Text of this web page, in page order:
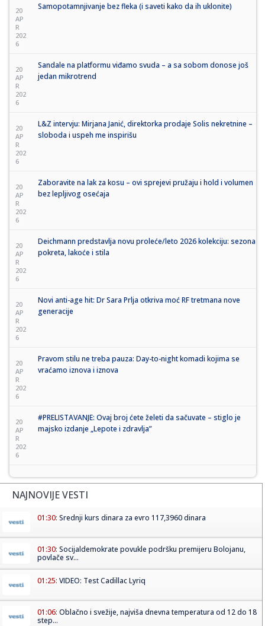
20
AP
R
202
6
Samopotamnjivanje bez fleka (i saveti kako da ih uklonite)
20
AP
R
202
6
Sandale na platformu viđamo svuda – a sa sobom donose još
jedan mikrotrend
20
AP
R
202
6
L&Z intervju: Mirjana Janić, direktorka prodaje Solis nekretnine –
sloboda i uspeh me inspirišu
20
AP
R
202
6
Zaboravite na lak za kosu – ovi sprejevi pružaju i hold i volumen
bez lepljivog osećaja
20
AP
R
202
6
Deichmann predstavlja novu proleće/leto 2026 kolekciju: sezona
pokreta, lakoće i stila
20
AP
R
202
6
Novi anti-age hit: Dr Sara Prlja otkriva moć RF tretmana nove
generacije
20
AP
R
202
6
Pravom stilu ne treba pauza: Day-to-night komadi kojima se
vraćamo iznova i iznova
20
AP
R
202
6
#PRELISTAVANJE: Ovaj broj ćete želeti da sačuvate – stiglo je
majsko izdanje „Lepote i zdravlja”
NAJNOVIJE VESTI
01:30: Srednji kurs dinara za evro 117,3960 dinara
01:30: Socijaldemokrate povukle podršku premijeru Bolojanu,
povlače sv...
01:25: VIDEO: Test Cadillac Lyriq
01:06: Oblačno i svežije, najviša dnevna temperatura od 12 do 18
step...